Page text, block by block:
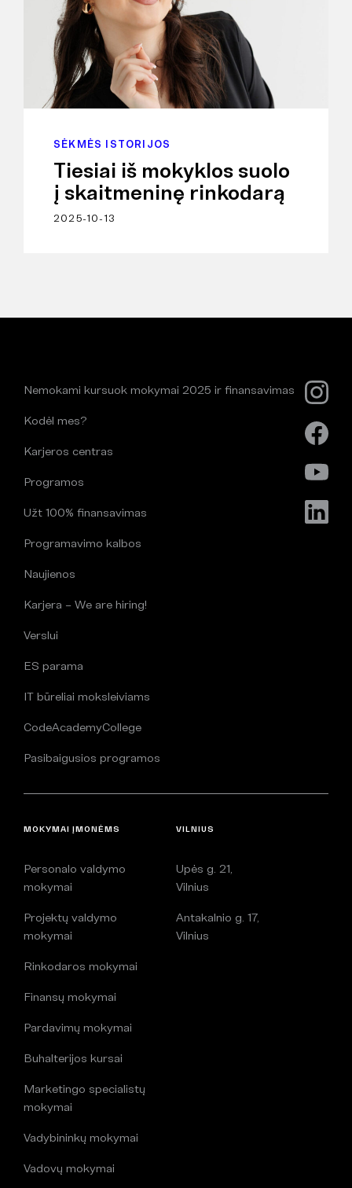
SĖKMĖS ISTORIJOS
Tiesiai iš mokyklos suolo
į skaitmeninę rinkodarą
2025-10-13
Nemokami kursuok mokymai 2025 ir finansavimas
Kodėl mes?
Karjeros centras
Programos
Užt 100% finansavimas
Programavimo kalbos
Naujienos
Karjera – We are hiring!
Verslui
ES parama
IT būreliai moksleiviams
CodeAcademyCollege
Pasibaigusios programos
MOKYMAI ĮMONĖMS
Personalo valdymo
mokymai
Projektų valdymo
mokymai
Rinkodaros mokymai
Finansų mokymai
Pardavimų mokymai
Buhalterijos kursai
Marketingo specialistų
mokymai
Vadybininkų mokymai
Vadovų mokymai
VILNIUS
Upės g. 21,
Vilnius
Antakalnio g. 17,
Vilnius